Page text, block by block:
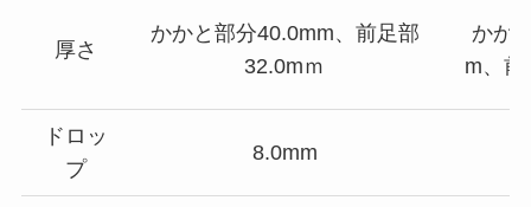
厚さ
かかと部分40.0mm、前足部
32.0mｍ
かか
m、前
ドロッ
プ
8.0mm